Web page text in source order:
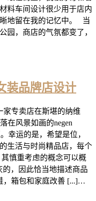
料车间设计很少用于店内
地留在我的记忆中。 当
园，商店的气氛都变了，
装品牌店设计
家专卖店在斯堪的纳维
在风景如画的negen
幸运的是，希望是位，
生活与时尚精品店，每个
慎重考虑的概念可以概
，因此恰当地描述商品
，箱包和家庭改善 [...]…